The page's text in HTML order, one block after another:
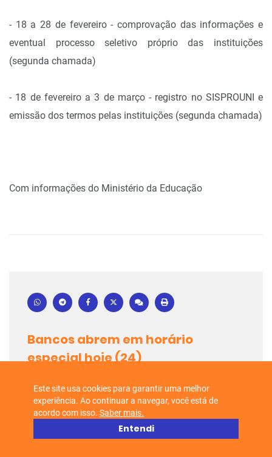
- 18 a 28 de fevereiro - comprovação das informações e
eventual processo seletivo próprio das instituições
(segunda chamada)
- 18 de fevereiro a 3 de março - registro no SISPROUNI e
emissão dos termos pelas instituições (segunda chamada)
Com informações do Ministério da Educação
Bancos abrem em horário
especial hoje (24)
24/12/2019 10:31
Este site usa cookies para garantir uma melhor
experiência. Ao continuar a navegar, você está de
acordo com isso. Saber mais.
Entendi